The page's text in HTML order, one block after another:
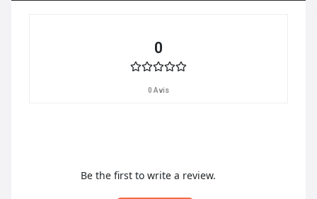
0
0 Avis
Be the first to write a review.